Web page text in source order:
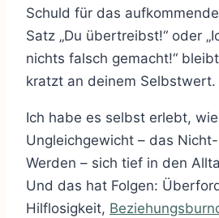
Schuld für das
Satz „Du übertreibst!“ oder
nichts falsch gemacht!“
kratzt an deinem Selbstwert.
Ich habe es selbst erlebt,
Ungleichgewicht – das
Werden – sich tief in den
Und das hat Folgen:
Hilflosigkeit,